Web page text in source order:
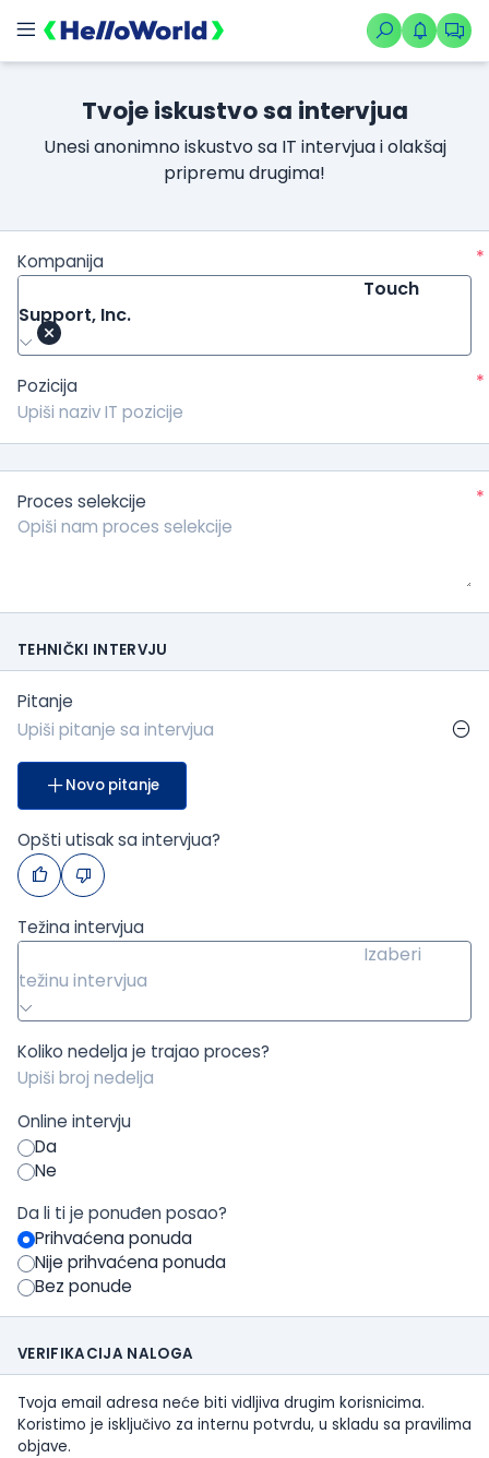
Tvoje iskustvo sa intervjua
Unesi anonimno iskustvo sa IT intervjua i olakšaj
pripremu drugima!
Kompanija
*
Touch
Support, Inc.
Pozicija *
Proces selekcije *
TEHNIČKI INTERVJU
Pitanje
Novo pitanje
Opšti utisak sa intervjua?
Težina intervjua
Izaberi
težinu intervjua
Koliko nedelja je trajao proces?
Online intervju
Da
Ne
Da li ti je ponuđen posao?
Prihvaćena ponuda
Nije prihvaćena ponuda
Bez ponude
VERIFIKACIJA NALOGA
Tvoja email adresa neće biti vidljiva drugim korisnicima.
Koristimo je isključivo za internu potvrdu, u skladu sa pravilima
objave.